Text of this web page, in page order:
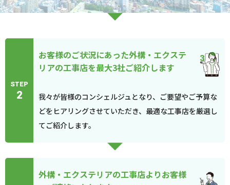
STEP
2
お客様のご状況にあった外構・エクステ
リアの工事店を最大3社ご紹介します
我々が皆様のコンシェルジュとなり、ご要望やご予算な
どをヒアリングさせていただき、最適な工事店を厳選し
てご紹介します。
外構・エクステリアの工事店よりお客様